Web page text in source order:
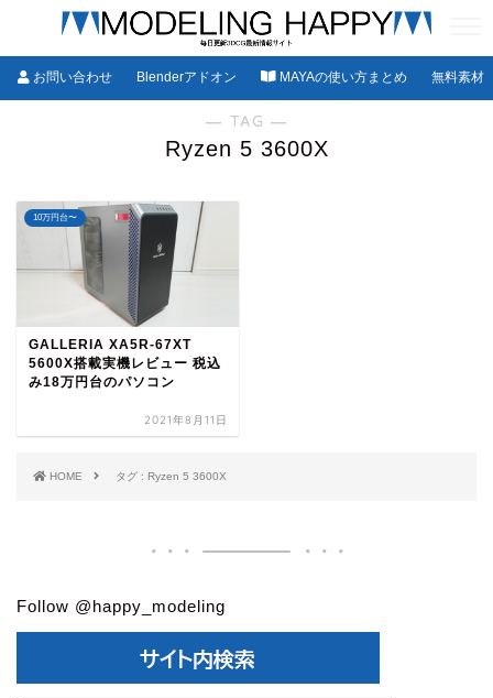
お問い合わせ Blenderアドオン MAYAの使い方まとめ 無料素材
― TAG ―
Ryzen 5 3600X
10万円台〜
GALLERIA XA5R-67XT
5600X搭載実機レビュー 税込
み18万円台のパソコン
2021年8月11日
HOME タグ : Ryzen 5 3600X
Follow @happy_modeling